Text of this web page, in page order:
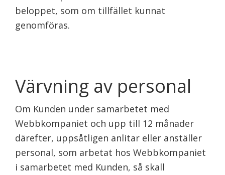
beloppet, som om tillfället kunnat
genomföras.
Värvning av personal
Om Kunden under samarbetet med
Webbkompaniet och upp till 12 månader
därefter, uppsåtligen anlitar eller anställer
personal, som arbetat hos Webbkompaniet
i samarbetet med Kunden, så skall